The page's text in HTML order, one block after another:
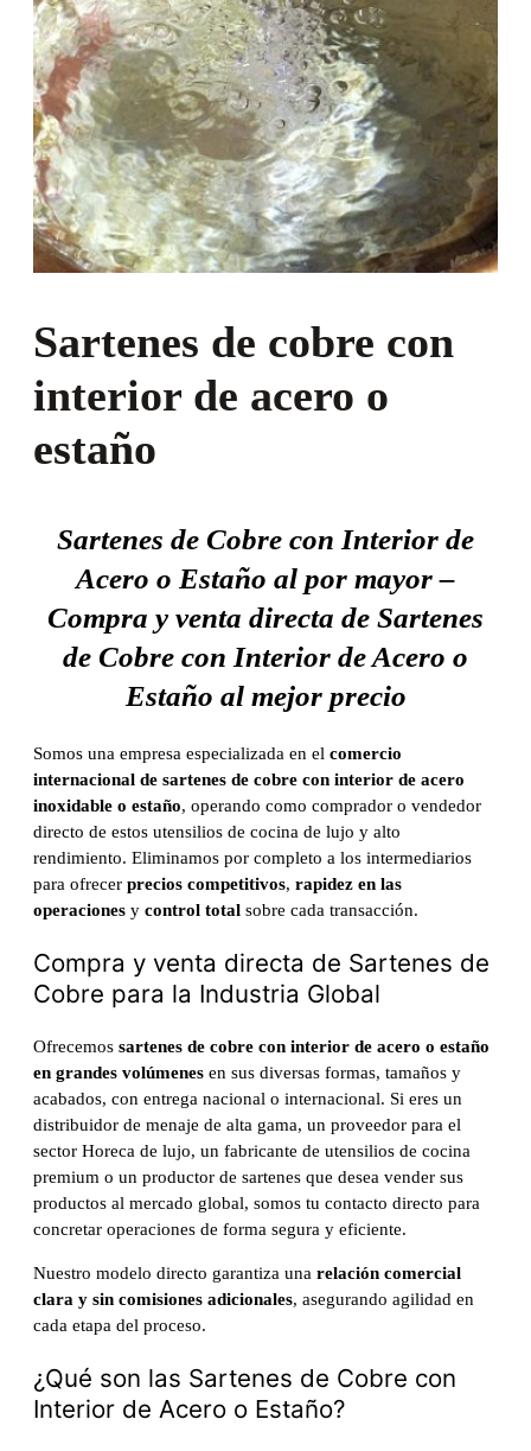
Sartenes de cobre con
interior de acero o
estaño
Sartenes de Cobre con Interior de
Acero o Estaño al por mayor –
Compra y venta directa de Sartenes
de Cobre con Interior de Acero o
Estaño al mejor precio
Somos una empresa especializada en el comercio
internacional de sartenes de cobre con interior de acero
inoxidable o estaño, operando como comprador o vendedor
directo de estos utensilios de cocina de lujo y alto
rendimiento. Eliminamos por completo a los intermediarios
para ofrecer precios competitivos, rapidez en las
operaciones y control total sobre cada transacción.
Compra y venta directa de Sartenes de
Cobre para la Industria Global
Ofrecemos sartenes de cobre con interior de acero o estaño
en grandes volúmenes en sus diversas formas, tamaños y
acabados, con entrega nacional o internacional. Si eres un
distribuidor de menaje de alta gama, un proveedor para el
sector Horeca de lujo, un fabricante de utensilios de cocina
premium o un productor de sartenes que desea vender sus
productos al mercado global, somos tu contacto directo para
concretar operaciones de forma segura y eficiente.
Nuestro modelo directo garantiza una relación comercial
clara y sin comisiones adicionales, asegurando agilidad en
cada etapa del proceso.
¿Qué son las Sartenes de Cobre con
Interior de Acero o Estaño?